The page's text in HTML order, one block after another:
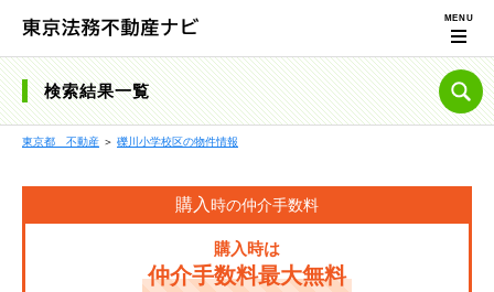
検索結果一覧
東京都 不動産 ＞ 礫川小学校区の物件情報
購入時の仲介手数料
購入時は
仲介手数料最大無料